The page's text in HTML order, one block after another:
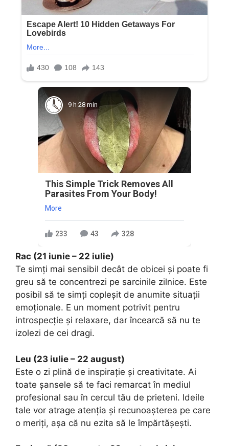
9 h 28 min
This Simple Trick Removes All
Parasites From Your Body!
More
233 43 328
Rac (21 iunie – 22 iulie)
Te simți mai sensibil decât de obicei și poate fi
greu să te concentrezi pe sarcinile zilnice. Este
posibil să te simți copleșit de anumite situații
emoționale. E un moment potrivit pentru
introspecție și relaxare, dar încearcă să nu te
izolezi de cei dragi.
Leu (23 iulie – 22 august)
Este o zi plină de inspirație și creativitate. Ai
toate șansele să te faci remarcat în mediul
profesional sau în cercul tău de prieteni. Ideile
tale vor atrage atenția și recunoașterea pe care
o meriți, așa că nu ezita să le împărtășești.